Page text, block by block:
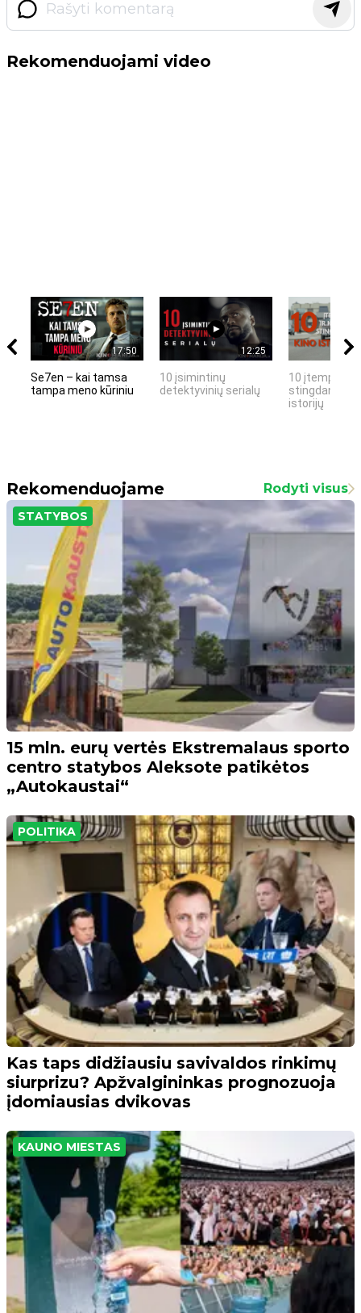
Rekomenduojami video
17:50
Se7en – kai tamsa
tampa meno kūriniu
12:25
10 įsimintinų
detektyvinių serialų
10 įtemptų,
stingdančių
istorijų
Rekomenduojame Rodyti visus
STATYBOS
15 mln. eurų vertės Ekstremalaus sporto
centro statybos Aleksote patikėtos
„Autokaustai“
POLITIKA
Kas taps didžiausiu savivaldos rinkimų
siurprizu? Apžvalgininkas prognozuoja
įdomiausias dvikovas
KAUNO MIESTAS